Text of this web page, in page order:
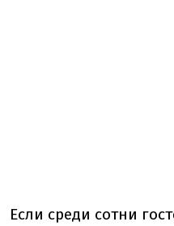
Если среди сотни